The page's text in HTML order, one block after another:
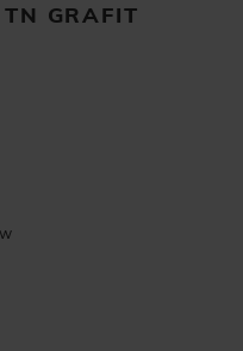
GRAFIT